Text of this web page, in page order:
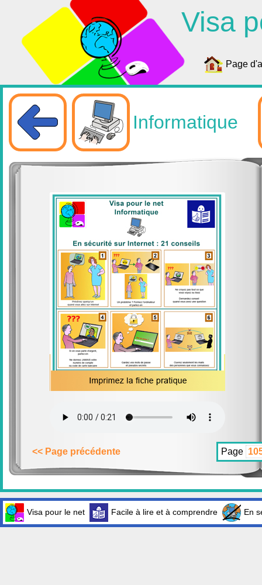
Visa
Page
Informatique
<< Page précédente Page
Visa pour le net Facile à lire et à comprendre En